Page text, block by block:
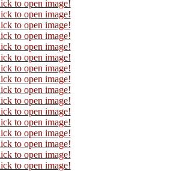
to open image!
to open image!
to open image!
to open image!
to open image!
to open image!
to open image!
to open image!
to open image!
to open image!
to open image!
to open image!
to open image!
to open image!
to open image!
to open image!